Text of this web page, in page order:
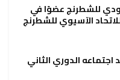
للشطرنج عضوًا في
الآسيوي للشطرنج
اجتماعه الدوري الثاني